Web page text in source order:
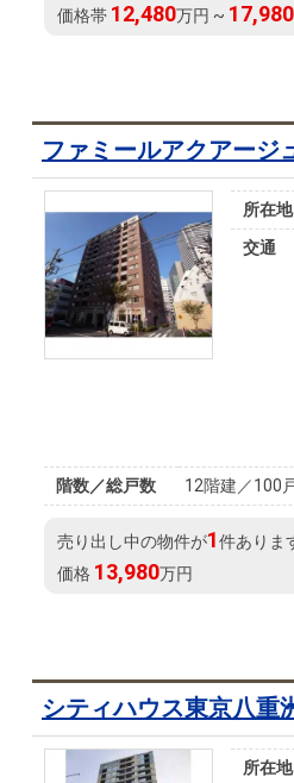
価格帯 12,480万円 ~ 17,980
ファミールアクアージ
所在地
交通
階数／総戸数
12階建／100
売り出し中の物件が1件ありま
価格 13,980万円
シティハウス東京八重
所在地